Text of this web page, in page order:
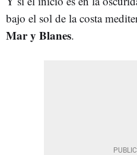
bajo el sol de la costa
Mar y Blanes.